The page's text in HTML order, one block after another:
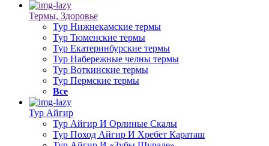
Термы, Здоровье
Тур Нижнекамские термы
Тур Тюменские термы
Тур Екатеринбурские термы
Тур Набережные челны термы
Тур Воткинские термы
Тур Пермские термы
Все
Тур Айгир
Тур Айгир И Орлиные Скалы
Тур Поход Айгир И Хребет Караташ